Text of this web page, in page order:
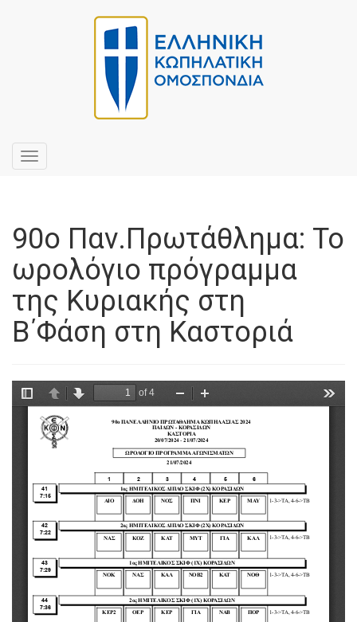
Toggle
navigation
90ο Παν.Πρωτάθλημα: Το
ωρολόγιο πρόγραμμα
της Κυριακής στη
Β΄Φάση στη Καστοριά